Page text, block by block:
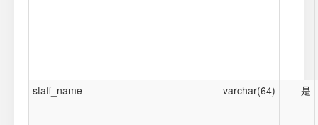
staff_name varchar(64) 是